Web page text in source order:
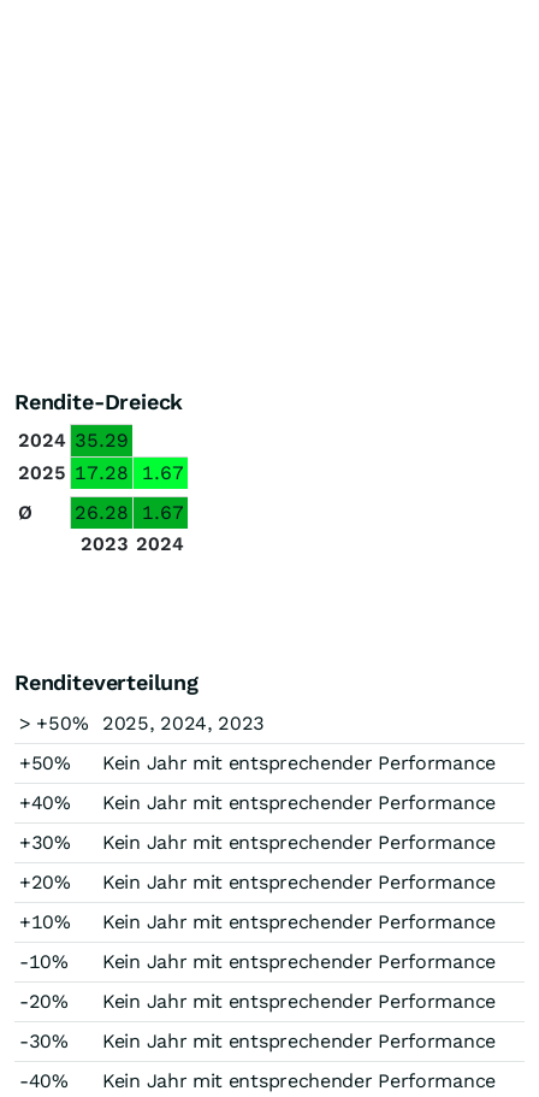
Rendite-Dreieck
2024 35.29
2025 17.28
1.67
Ø
26.28
1.67
2023 2024
Renditeverteilung
> +50%
2025, 2024, 2023
+50%
Kein Jahr mit entsprechender Performance
+40%
Kein Jahr mit entsprechender Performance
+30%
Kein Jahr mit entsprechender Performance
+20%
Kein Jahr mit entsprechender Performance
+10%
Kein Jahr mit entsprechender Performance
-10%
Kein Jahr mit entsprechender Performance
-20%
Kein Jahr mit entsprechender Performance
-30%
Kein Jahr mit entsprechender Performance
-40%
Kein Jahr mit entsprechender Performance